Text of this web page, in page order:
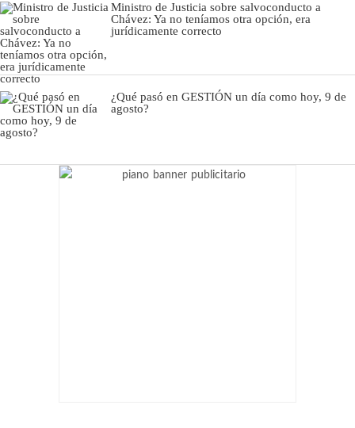
Ministro de Justicia sobre salvoconducto a
Chávez: Ya no teníamos otra opción, era
jurídicamente correcto
¿Qué pasó en GESTIÓN un día como hoy, 9 de
agosto?